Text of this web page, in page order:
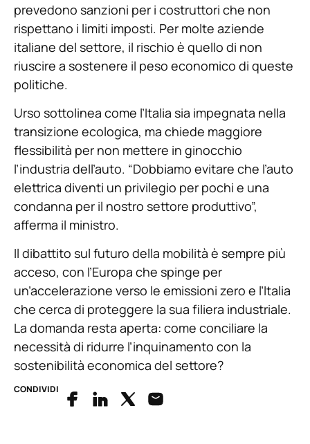
prevedono sanzioni per i costruttori che non
rispettano i limiti imposti. Per molte aziende
italiane del settore, il rischio è quello di non
riuscire a sostenere il peso economico di queste
politiche.
Urso sottolinea come l’Italia sia impegnata nella
transizione ecologica, ma chiede maggiore
flessibilità per non mettere in ginocchio
l’industria dell’auto. “Dobbiamo evitare che l’auto
elettrica diventi un privilegio per pochi e una
condanna per il nostro settore produttivo”,
afferma il ministro.
Il dibattito sul futuro della mobilità è sempre più
acceso, con l’Europa che spinge per
un’accelerazione verso le emissioni zero e l’Italia
che cerca di proteggere la sua filiera industriale.
La domanda resta aperta: come conciliare la
necessità di ridurre l’inquinamento con la
sostenibilità economica del settore?
CONDIVIDI